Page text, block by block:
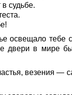
судьбе.
освещало тебе
двери в мире
везения —